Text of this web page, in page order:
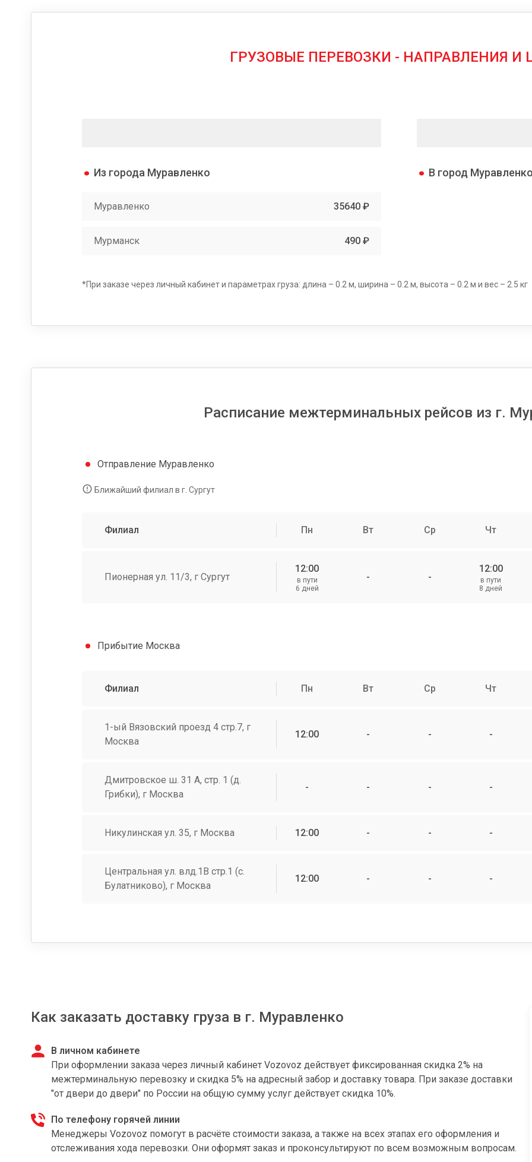
ГРУЗОВЫЕ ПЕРЕВОЗКИ - НАПРАВЛЕНИЯ И
Из города Муравленко
Муравленко 35640 ₽
Мурманск 490 ₽
В город
*При заказе через личный кабинет и параметрах груза: длина – 0.2 м, ширина – 0.2 м, высота – 0.2 м и вес – 2.5 кг
Расписание межтерминальных рейсов из г.
Отправление Муравленко
Ближайший филиал в г. Сургут
Филиал Пн Вт Ср Чт
Пионерная ул. 11/3, г Сургут
12:00
в пути
6 дней
- -
12:00
в пути
8 дней
Прибытие Москва
Филиал Пн Вт Ср Чт
1-ый Вязовский проезд 4 стр.7, г
Москва
12:00 - - -
Дмитровское ш. 31 А, стр. 1 (д.
Грибки), г Москва
- - - -
Никулинская ул. 35, г Москва 12:00 - - -
Центральная ул. влд.1В стр.1 (с.
Булатниково), г Москва
12:00 - - -
Как заказать доставку груза в г. Муравленко
В личном кабинете
При оформлении заказа через личный кабинет Vozovoz действует фиксированная скидка 2% на
межтерминальную перевозку и скидка 5% на адресный забор и доставку товара. При заказе доставки
"от двери до двери" по России на общую сумму услуг действует скидка 10%.
По телефону горячей линии
Менеджеры Vozovoz помогут в расчёте стоимости заказа, а также на всех этапах его оформления и
отслеживания хода перевозки. Они оформят заказ и проконсультируют по всем возможным вопросам.